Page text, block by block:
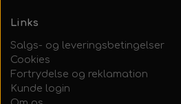
Links
Salgs- og leveringsbetingelser
Cookies
Fortrydelse og reklamation
Kunde login